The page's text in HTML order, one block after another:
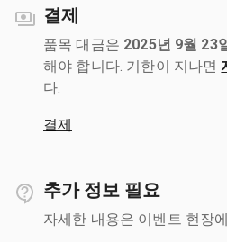
결제
품목 대금은 2025년 9월 23
해야 합니다. 기한이 지나면
다.
결제
추가 정보 필요
자세한 내용은 이벤트 현장